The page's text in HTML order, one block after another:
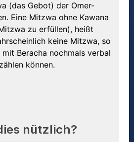
(das Gebot) der Omer-
Eine Mitzwa ohne Kawana
zu erfüllen), heißt
keine Mitzwa, so
Beracha nochmals verbal
können.
nützlich?